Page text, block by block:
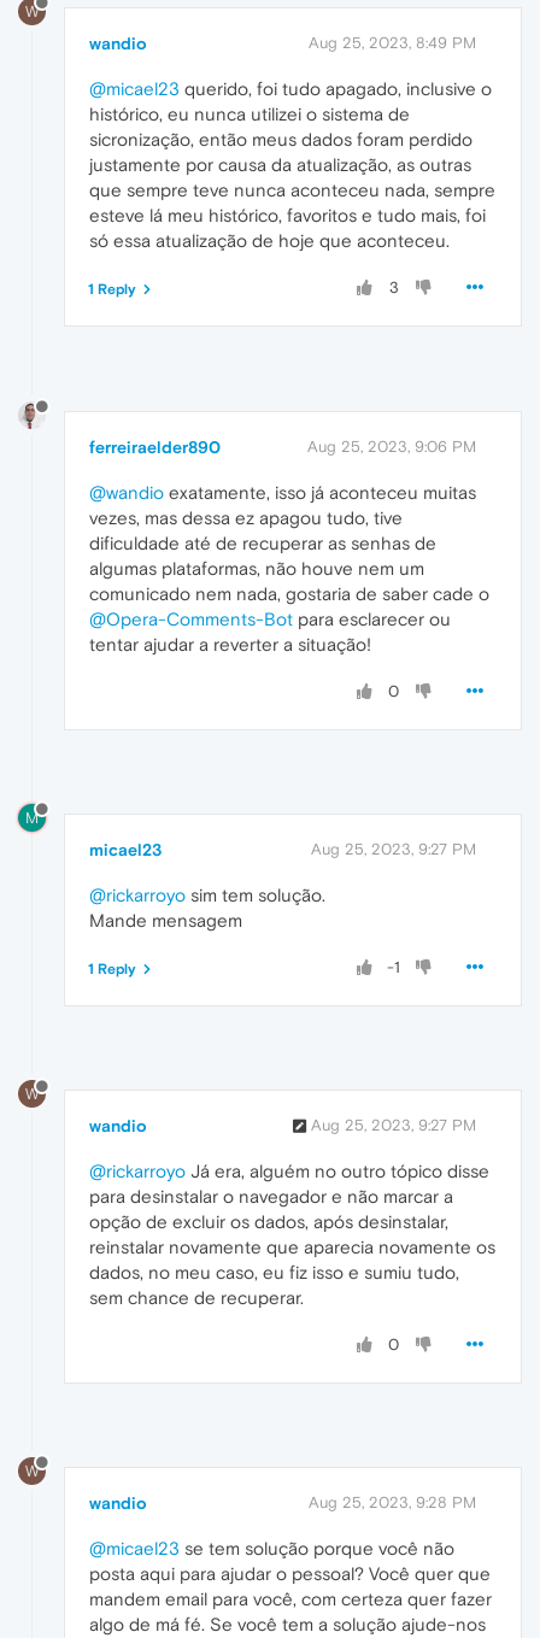
W
wandio Aug 25, 2023, 8:49 PM
@micael23 querido, foi tudo apagado, inclusive o
histórico, eu nunca utilizei o sistema de
sicronização, então meus dados foram perdido
justamente por causa da atualização, as outras
que sempre teve nunca aconteceu nada, sempre
esteve lá meu histórico, favoritos e tudo mais, foi
só essa atualização de hoje que aconteceu.
3
1 Reply
ferreiraelder890 Aug 25, 2023, 9:06 PM
@wandio exatamente, isso já aconteceu muitas
vezes, mas dessa ez apagou tudo, tive
dificuldade até de recuperar as senhas de
algumas plataformas, não houve nem um
comunicado nem nada, gostaria de saber cade o
@Opera-Comments-Bot para esclarecer ou
tentar ajudar a reverter a situação!
0
M
micael23 Aug 25, 2023, 9:27 PM
@rickarroyo sim tem solução.
Mande mensagem
-1
1 Reply
W
wandio Aug 25, 2023, 9:27 PM
@rickarroyo Já era, alguém no outro tópico disse
para desinstalar o navegador e não marcar a
opção de excluir os dados, após desinstalar,
reinstalar novamente que aparecia novamente os
dados, no meu caso, eu fiz isso e sumiu tudo,
sem chance de recuperar.
0
W
wandio Aug 25, 2023, 9:28 PM
@micael23 se tem solução porque você não
posta aqui para ajudar o pessoal? Você quer que
mandem email para você, com certeza quer fazer
algo de má fé. Se você tem a solução ajude-nos